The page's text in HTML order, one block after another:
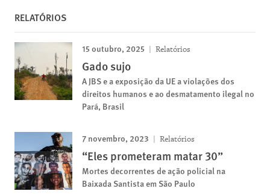
RELATÓRIOS
15 outubro, 2025 Relatórios
Gado sujo
A JBS e a exposição da UE a violações dos
direitos humanos e ao desmatamento ilegal no
Pará, Brasil
7 novembro, 2023 Relatórios
“Eles prometeram matar 30”
Mortes decorrentes de ação policial na
Baixada Santista em São Paulo